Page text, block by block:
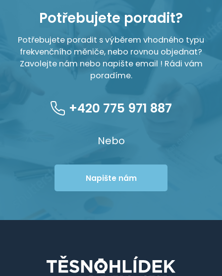
Potřebujete poradit?
Potřebujete poradit s výběrem vhodného typu
frekvenčního měniče, nebo rovnou objednat?
Zavolejte nám nebo napište email ! Rádi vám
poradíme.
+420 775 971 887
Nebo
Napište nám